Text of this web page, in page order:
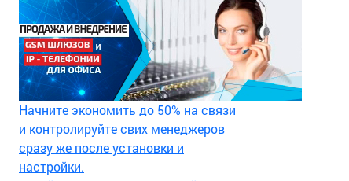
Начните экономить до 50% на связи
и контролируйте свих менеджеров
сразу же после установки и
настройки.